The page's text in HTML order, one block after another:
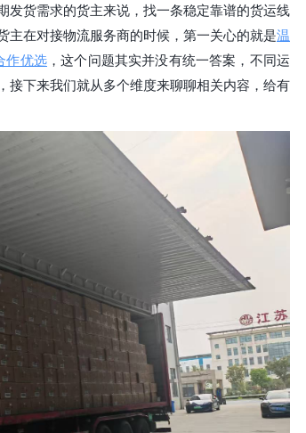
发货需求的货主来说，找一条稳定靠谱的货运线
主在对接物流服务商的时候，第一关心的就是温
作优选，这个问题其实并没有统一答案，不同运
接下来我们就从多个维度来聊聊相关内容，给有